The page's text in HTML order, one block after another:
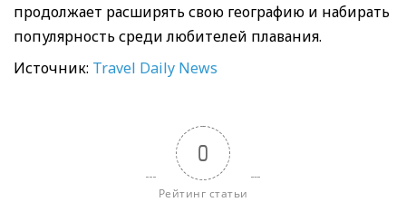
продолжает расширять свою географию и набирать
популярность среди любителей плавания.
Источник: Travel Daily News
0
Рейтинг статьи